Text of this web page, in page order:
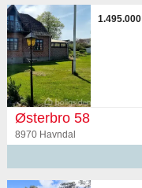
1.495.000
Østerbro 58
8970 Havndal